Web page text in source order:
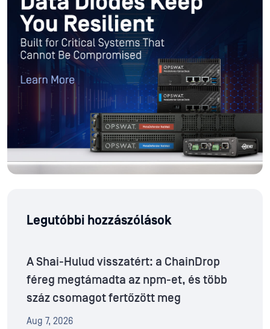
Legutóbbi hozzászólások
A Shai-Hulud visszatért: a ChainDrop
féreg megtámadta az npm-et, és több
száz csomagot fertőzött meg
Aug 7, 2026